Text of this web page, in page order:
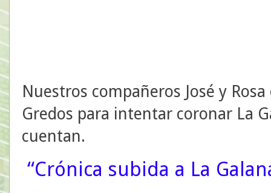
Nuestros compañeros José y
Gredos para intentar coronar La
cuentan.
“Crónica subida a La